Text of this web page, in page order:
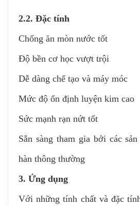
2.2. Đặc tính
Chống ăn mòn nước tốt
Độ bền cơ học vượt trội
Dễ dàng chế tạo và máy móc
Mức độ ổn định luyện kim cao
Sức mạnh rạn nứt tốt
Sẵn sàng tham gia bởi các
hàn thông thường
3. Ứng dụng
Với những tính chất và đặc